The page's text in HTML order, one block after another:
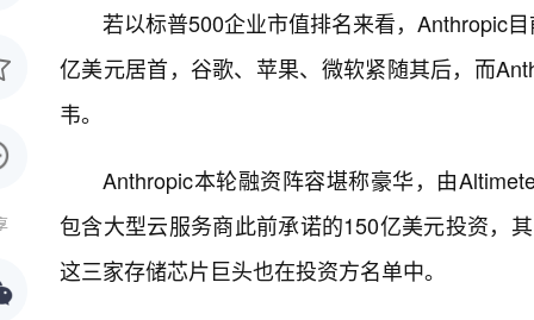
若以标普500企业市值排名来看，Anthropic
亿美元居首，谷歌、苹果、微软紧随其后，而
韦。
Anthropic本轮融资阵容堪称豪华，由
包含大型云服务商此前承诺的150亿美元投资，
这三家存储芯片巨头也在投资方名单中。